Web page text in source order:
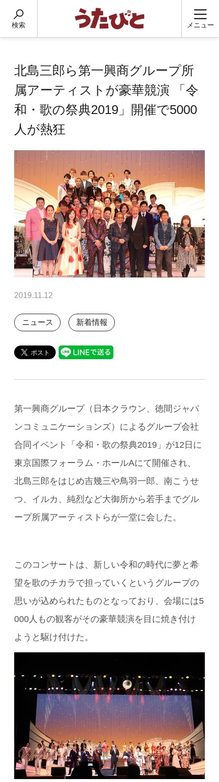
検索 メニュー
北島三郎ら第一興商グループ所
属アーティストが豪華競演 「令
和・歌の祭典2019」開催で5000
人が熱狂
2019.11.12
ニュース 新着情報
第一興商グループ（日本クラウン、徳間ジャパ
ンコミュニケーションズ）によるグループ会社
合同イベント「令和・歌の祭典2019」が12日に
東京国際フォーラム・ホールAにて開催され、
北島三郎をはじめ吉幾三や鳥羽一郎、南こうせ
つ、イルカ、純烈など大御所から若手までグル
ープ所属アーティストらが一堂に会した。
このコンサートは、新しい令和の時代に夢と希
望を歌のチカラで担っていくというグループの
思いが込められたものとなっており、会場には5
000人もの観客がその豪華競演を目に焼き付け
ようと駆け付けた。